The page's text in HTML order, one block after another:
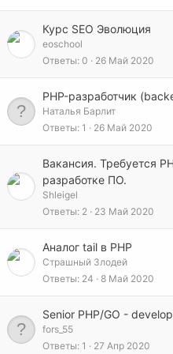
Курс SEO Эволюция
eoschool
Ответы 0 26 Май 2020
PHP-разработчик
Наталья Барлит
Ответы 1 26 Май 2020
Вакансия. Требуется
разработке ПО.
Shleigel
Ответы 2 23 Май 2020
Аналог tail в PHP
Страшный Злодей
Ответы 24 8 Май 2020
Senior PHP/GO -
fors_55
Ответы 1 27 Апр 2020